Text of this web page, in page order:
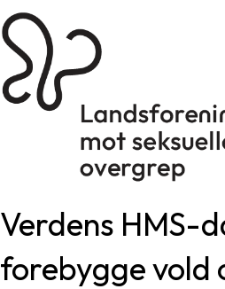
Verdens HMS-
forebygge vold